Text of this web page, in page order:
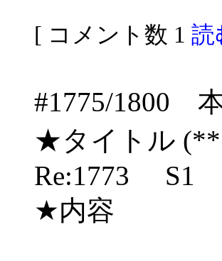
[ コメント数 1 読
#1775/1800
★タイトル
Re:1773 S1
★内容